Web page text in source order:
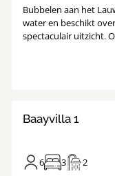
Bubbelen aan het
water en beschikt
spectaculair uitzicht.
Baayvilla 1
6 3 2